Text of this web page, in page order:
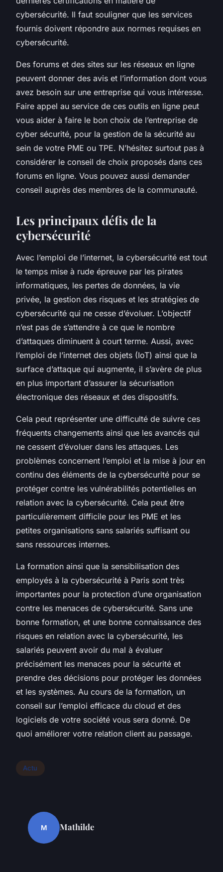
cybersécurité. Il faut souligner que les services
fournis doivent répondre aux normes requises en
cybersécurité.
Des forums et des sites sur les réseaux en ligne
peuvent donner des avis et l’information dont vous
avez besoin sur une entreprise qui vous intéresse.
Faire appel au service de ces outils en ligne peut
vous aider à faire le bon choix de l’entreprise de
cyber sécurité, pour la gestion de la sécurité au
sein de votre PME ou TPE. N’hésitez surtout pas à
considérer le conseil de choix proposés dans ces
forums en ligne. Vous pouvez aussi demander
conseil auprès des membres de la communauté.
Les principaux défis de la
cybersécurité
Avec l’emploi de l’internet, la cybersécurité est tout
le temps mise à rude épreuve par les pirates
informatiques, les pertes de données, la vie
privée, la gestion des risques et les stratégies de
cybersécurité qui ne cesse d’évoluer. L’objectif
n’est pas de s’attendre à ce que le nombre
d’attaques diminuent à court terme. Aussi, avec
l’emploi de l’internet des objets (IoT) ainsi que la
surface d’attaque qui augmente, il s’avère de plus
en plus important d’assurer la sécurisation
électronique des réseaux et des dispositifs.
Cela peut représenter une difficulté de suivre ces
fréquents changements ainsi que les avancés qui
ne cessent d’évoluer dans les attaques. Les
problèmes concernent l’emploi et la mise à jour en
continu des éléments de la cybersécurité pour se
protéger contre les vulnérabilités potentielles en
relation avec la cybersécurité. Cela peut être
particulièrement difficile pour les PME et les
petites organisations sans salariés suffisant ou
sans ressources internes.
La formation ainsi que la sensibilisation des
employés à la cybersécurité à Paris sont très
importantes pour la protection d’une organisation
contre les menaces de cybersécurité. Sans une
bonne formation, et une bonne connaissance des
risques en relation avec la cybersécurité, les
salariés peuvent avoir du mal à évaluer
précisément les menaces pour la sécurité et
prendre des décisions pour protéger les données
et les systèmes. Au cours de la formation, un
conseil sur l’emploi efficace du cloud et des
logiciels de votre société vous sera donné. De
quoi améliorer votre relation client au passage.
Actu
M Mathilde